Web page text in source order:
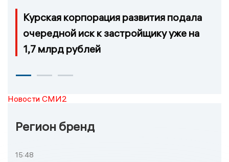
Курская корпорация развития подала
очередной иск к застройщику уже на
1,7 млрд рублей
Новости СМИ2
Регион бренд
15:48